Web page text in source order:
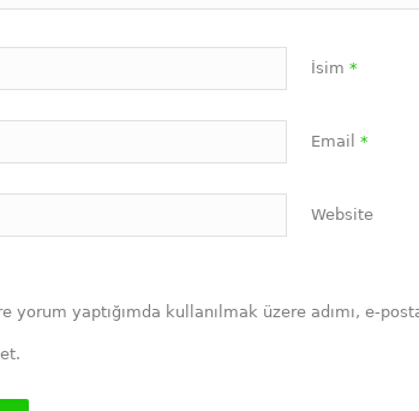
İsim *
Email *
Website
yorum yaptığımda kullanılmak üzere adımı, e-